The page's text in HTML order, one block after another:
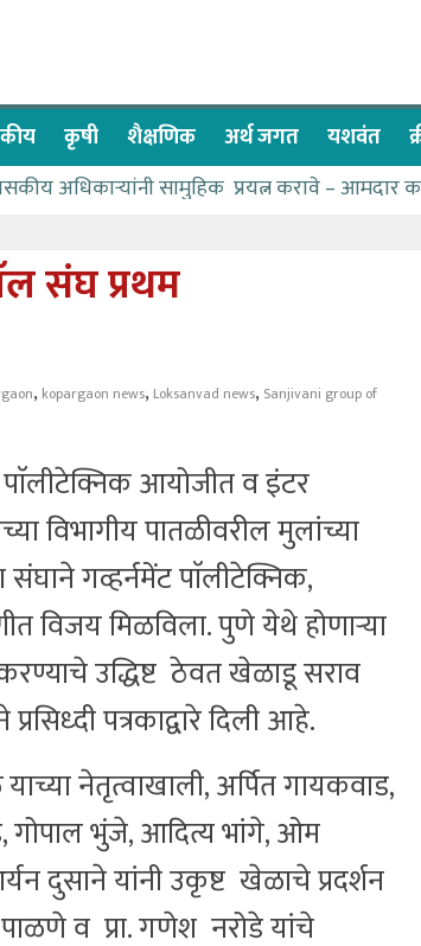
कृषी शैक्षणिक अर्थ जगत यशवंत
अधिकाऱ्यांनी सामुहिक प्रयत्न करावे – आमदार
पात्र
येते – शिवप्रसाद पंडोरे
संघ प्रथम
, kopargaon news, Loksanvad news, Sanjivani group of
आयोजीत व इंटर
विभागीय पातळीवरील मुलांच्या
गव्हर्नमेंट पाॅलीटेक्निक,
विजय मिळविला. पुणे येथे होणाऱ्या
उद्धिष्ट ठेवत खेळाडू सराव
पत्रकाद्वारे दिली आहे.
नेतृत्वाखाली, अर्पित गायकवाड,
गोपाल भुंजे, आदित्य भांगे, ओम
दुसाने यांनी उकृष्ट खेळाचे प्रदर्शन
व प्रा. गणेश नरोडे यांचे